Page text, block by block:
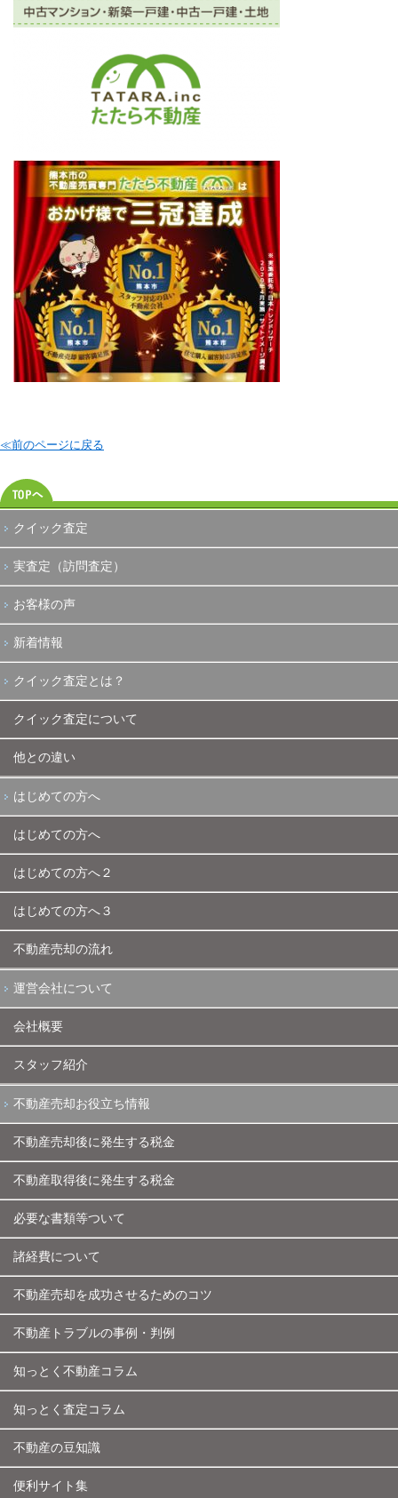
≪前のページに戻る
クイック査定
実査定（訪問査定）
お客様の声
新着情報
クイック査定とは？
クイック査定について
他との違い
はじめての方へ
はじめての方へ
はじめての方へ２
はじめての方へ３
不動産売却の流れ
運営会社について
会社概要
スタッフ紹介
不動産売却お役立ち情報
不動産売却後に発生する税金
不動産取得後に発生する税金
必要な書類等ついて
諸経費について
不動産売却を成功させるためのコツ
不動産トラブルの事例・判例
知っとく不動産コラム
知っとく査定コラム
不動産の豆知識
便利サイト集